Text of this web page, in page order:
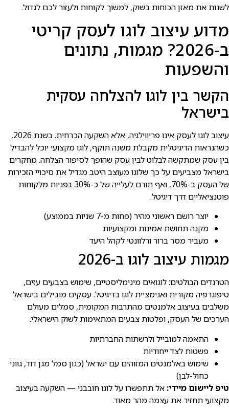
לשנות את מאזן הכוחות בשוק, למשוך לקוחות ולעזור לכם לגדול.
מדוע עיצוב לוגו לעסק קריטי
ב-2026? מגמות, נתונים
והשפעות
הקשר בין לוגו להצלחה עסקית
בישראל
עיצוב לוגו לעסק אינו פריווילגיה, אלא השקעה הכרחית. בשנת 2026,
כשהנראות הדיגיטלית מקבלת משנה תוקף, לוגו מקצועי יוכל להבדיל
בין עסק שמתקשה לבלוט לבין עסק שהופך לסיפור הצלחה. מחקרים
בישראל מצביעים על כך שלוגו מעוצב היטב מגדיל את סיכויי הזכירות
של העסק ב-70%, ואף תורם לעלייה של כ-30% בפניות מלקוחות
פוטנציאליים דרך דיגיטל.
יוצר רושם ראשוני מהיר (פחות מ-7 שניות בממוצע)
מקנה תחושת אמינות ומקצועיות
מעביר מסר ברור ורלוונטי לקהל היעד
מגמות עיצוב לוגו ב-2026
הטרנדים הבולטים: לוגואים מינימליסטיים, שימוש בצבעים עזים,
טיפוגרפיה מקורית ואנימציית לוגו בדיגיטל. עסקים מובילים בישראל
משלבים בעיצוב אלמנטים מהתרבות המקומית, סמלים מעולם
הערכים של העסק, ופלטות צבעים המתאימות לשוק הישראלי.
התאמה למובייל ולרשתות החברתיות
פשטות לצד ייחודיות
שימוש באלמנטים המזוהים עם ישראל (כגון סמל מגן דוד, גווני
כחול-לבן)
טיפ ליישום מיידי: אל תתפשרו על לוגו חובבני — השקעה בעיצוב
מקצועי תחזיר את עצמה מהר מאוד.